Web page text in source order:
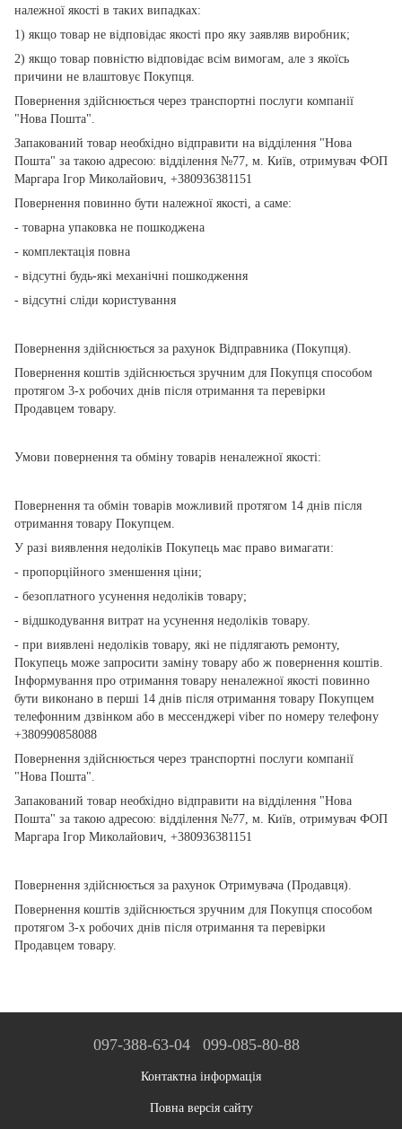
належної якості в таких випадках:
1) якщо товар не відповідає якості про яку заявляв виробник;
2) якщо товар повністю відповідає всім вимогам, але з якоїсь
причини не влаштовує Покупця.
Повернення здійснюється через транспортні послуги компанії
"Нова Пошта".
Запакований товар необхідно відправити на відділення "Нова
Пошта" за такою адресою: відділення №77, м. Київ, отримувач ФОП
Маргара Ігор Миколайович, +380936381151
Повернення повинно бути належної якості, а саме:
- товарна упаковка не пошкоджена
- комплектація повна
- відсутні будь-які механічні пошкодження
- відсутні сліди користування
Повернення здійснюється за рахунок Відправника (Покупця).
Повернення коштів здійснюється зручним для Покупця способом
протягом 3-х робочих днів після отримання та перевірки
Продавцем товару.
Умови повернення та обміну товарів неналежної якості:
Повернення та обмін товарів можливий протягом 14 днів після
отримання товару Покупцем.
У разі виявлення недоліків Покупець має право вимагати:
- пропорційного зменшення ціни;
- безоплатного усунення недоліків товару;
- відшкодування витрат на усунення недоліків товару.
- при виявлені недоліків товару, які не підлягають ремонту,
Покупець може запросити заміну товару або ж повернення коштів.
Інформування про отримання товару неналежної якості повинно
бути виконано в перші 14 днів після отримання товару Покупцем
телефонним дзвінком або в мессенджері viber по номеру телефону
+380990858088
Повернення здійснюється через транспортні послуги компанії
"Нова Пошта".
Запакований товар необхідно відправити на відділення "Нова
Пошта" за такою адресою: відділення №77, м. Київ, отримувач ФОП
Маргара Ігор Миколайович, +380936381151
Повернення здійснюється за рахунок Отримувача (Продавця).
Повернення коштів здійснюється зручним для Покупця способом
протягом 3-х робочих днів після отримання та перевірки
Продавцем товару.
097-388-63-04 099-085-80-88
Контактна інформація
Повна версія сайту